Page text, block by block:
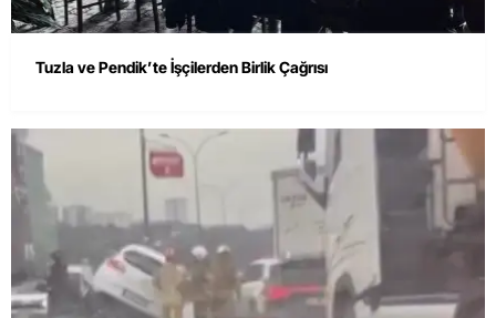
Tuzla ve Pendik’te İşçilerden Birlik Çağrısı